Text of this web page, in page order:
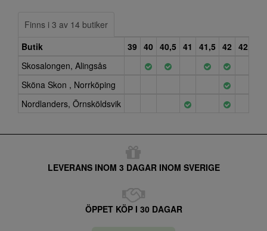
Finns i 3 av 14 butiker
Butik
39 40 40,5 41 41,5 42 42,5
Skosalongen, Alingsås
Sköna Skon , Norrköping
Nordlanders, Örnsköldsvik
LEVERANS INOM 3 DAGAR INOM SVERIGE
ÖPPET KÖP I 30 DAGAR